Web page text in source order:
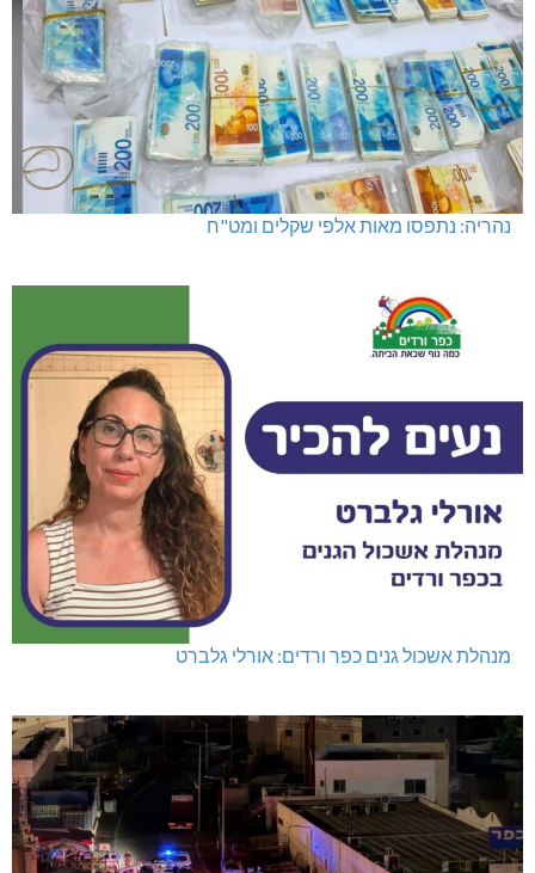
נהריה: נתפסו מאות אלפי שקלים ומט"ח
מנהלת אשכול גנים כפר ורדים: אורלי גלברט